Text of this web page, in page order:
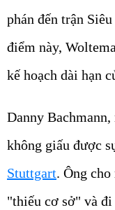
phán đến trận
điểm này,
kế hoạch dài hạn
Danny
không giấu được
Stuttgart. Ông
"thiếu cơ sở" và